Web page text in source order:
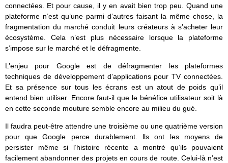
connectées. Et pour cause, il y en avait bien trop peu. Quand une
plateforme n’est qu’une parmi d’autres faisant la même chose, la
fragmentation du marché conduit leurs créateurs à s’acheter leur
écosystème. Cela n’est plus nécessaire lorsque la plateforme
s’impose sur le marché et le défragmente.
L’enjeu pour Google est de défragmenter les plateformes
techniques de développement d’applications pour TV connectées.
Et sa présence sur tous les écrans est un atout de poids qu’il
entend bien utiliser. Encore faut-il que le bénéfice utilisateur soit là
en cette seconde mouture semble encore au milieu du gué.
Il faudra peut-être attendre une troisième ou une quatrième version
pour que Google perce durablement. lls ont les moyens de
persister même si l’histoire récente a montré qu’ils pouvaient
facilement abandonner des projets en cours de route. Celui-là n’est